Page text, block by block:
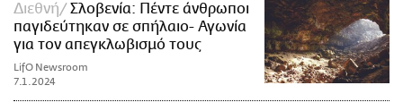
Διεθνή
Σλοβενία: Πέντε άνθρωποι
παγιδεύτηκαν σε σπήλαιο- Αγωνία
για τον απεγκλωβισμό τους
LifO Newsroom
7.1.2024